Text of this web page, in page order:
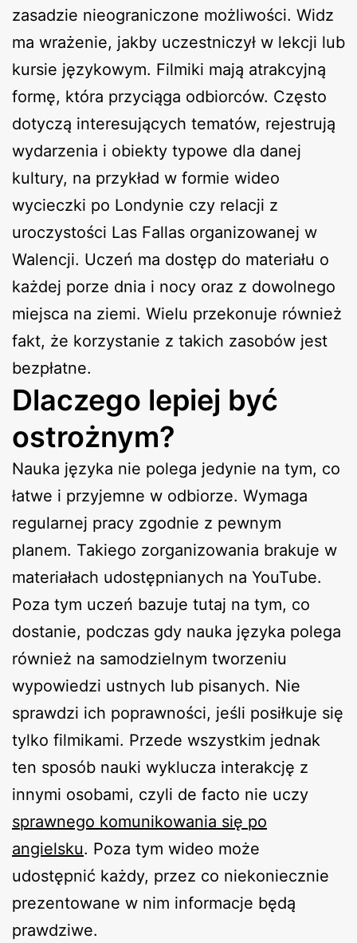
zasadzie nieograniczone możliwości. Widz
ma wrażenie, jakby uczestniczył w lekcji lub
kursie językowym. Filmiki mają atrakcyjną
formę, która przyciąga odbiorców. Często
dotyczą interesujących tematów, rejestrują
wydarzenia i obiekty typowe dla danej
kultury, na przykład w formie wideo
wycieczki po Londynie czy relacji z
uroczystości Las Fallas organizowanej w
Walencji. Uczeń ma dostęp do materiału o
każdej porze dnia i nocy oraz z dowolnego
miejsca na ziemi. Wielu przekonuje również
fakt, że korzystanie z takich zasobów jest
bezpłatne.
Dlaczego lepiej być
ostrożnym?
Nauka języka nie polega jedynie na tym, co
łatwe i przyjemne w odbiorze. Wymaga
regularnej pracy zgodnie z pewnym
planem. Takiego zorganizowania brakuje w
materiałach udostępnianych na YouTube.
Poza tym uczeń bazuje tutaj na tym, co
dostanie, podczas gdy nauka języka polega
również na samodzielnym tworzeniu
wypowiedzi ustnych lub pisanych. Nie
sprawdzi ich poprawności, jeśli posiłkuje się
tylko filmikami. Przede wszystkim jednak
ten sposób nauki wyklucza interakcję z
innymi osobami, czyli de facto nie uczy
sprawnego komunikowania się po
angielsku. Poza tym wideo może
udostępnić każdy, przez co niekoniecznie
prezentowane w nim informacje będą
prawdziwe.